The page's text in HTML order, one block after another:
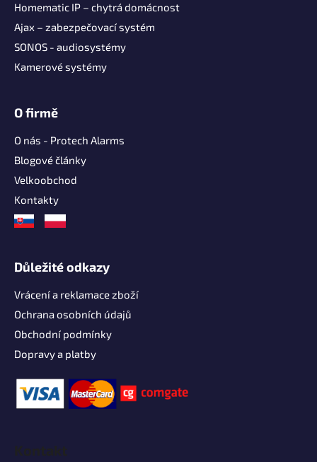
Homematic IP – chytrá domácnost
Ajax – zabezpečovací systém
SONOS - audiosystémy
Kamerové systémy
O firmě
O nás - Protech Alarms
Blogové články
Velkoobchod
Kontakty
Důležité odkazy
Vrácení a reklamace zboží
Ochrana osobních údajů
Obchodní podmínky
Dopravy a platby
Kontakt